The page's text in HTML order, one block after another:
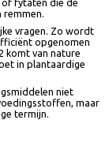
lichaam.
bestaan in
zoals
sommige
of fytaten die de
remmen.
vragen. Zo
opgenomen
komt van nature